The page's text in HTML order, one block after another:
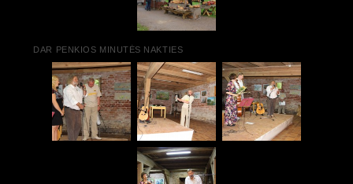
DAR PENKIOS MINUTĖS NAKTIES